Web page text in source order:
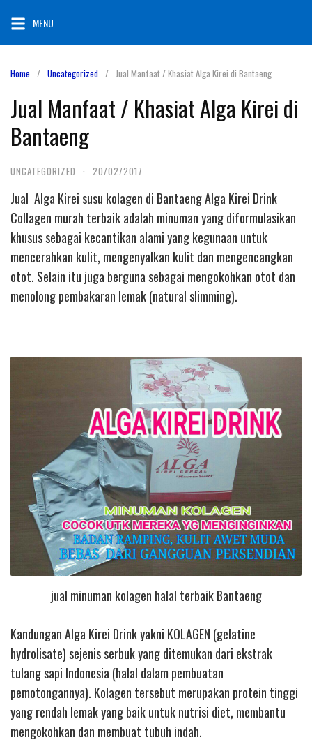
content
MENU
Home Uncategorized Jual Manfaat / Khasiat Alga Kirei di Bantaeng
Jual Manfaat / Khasiat Alga Kirei di
Bantaeng
UNCATEGORIZED · 20/02/2017
Jual Alga Kirei susu kolagen di Bantaeng Alga Kirei Drink
Collagen murah terbaik adalah minuman yang diformulasikan
khusus sebagai kecantikan alami yang kegunaan untuk
mencerahkan kulit, mengenyalkan kulit dan mengencangkan
otot. Selain itu juga berguna sebagai mengokohkan otot dan
menolong pembakaran lemak (natural slimming).
jual minuman kolagen halal terbaik Bantaeng
Kandungan Alga Kirei Drink yakni KOLAGEN (gelatine
hydrolisate) sejenis serbuk yang ditemukan dari ekstrak
tulang sapi Indonesia (halal dalam pembuatan
pemotongannya). Kolagen tersebut merupakan protein tinggi
yang rendah lemak yang baik untuk nutrisi diet, membantu
mengokohkan dan membuat tubuh indah.